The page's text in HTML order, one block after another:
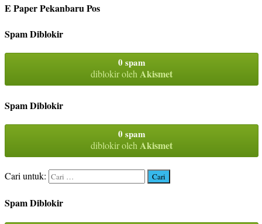
E Paper Pekanbaru Pos
Spam Diblokir
0 spam
diblokir olehAkismet
Spam Diblokir
0 spam
diblokir oleh Akismet
Cari untuk:
Spam Diblokir